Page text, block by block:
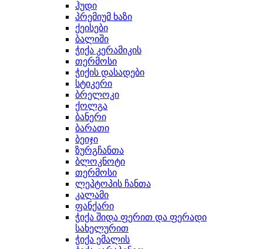
ჰუდი
პრემიუმ ხაზი
ქეისები
ბალიში
ჭიქა კერამიკის
თერმოსი
ჭიქის დასადები
სტიკერი
ბრელოკი
ქოლგა
ბანერი
ბარათი
ბეიჯი
ზურგჩანთა
ბლოკნოტი
თერმოსი
ლეპტოპის ჩანთა
კალამი
ფანქარი
ჭიქა შიდა ფერით და ფერადი
სახელურით
ჭიქა ემალის